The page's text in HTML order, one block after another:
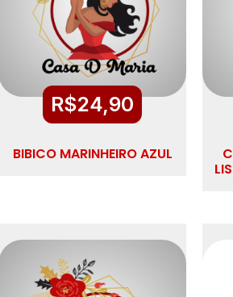
R$24,90
BIBICO MARINHEIRO AZUL